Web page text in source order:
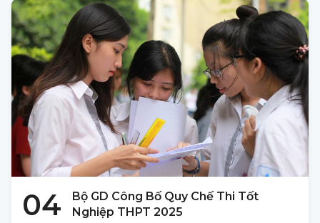
04
Bộ GD Công Bố Quy Chế Thi Tốt
Nghiệp THPT 2025